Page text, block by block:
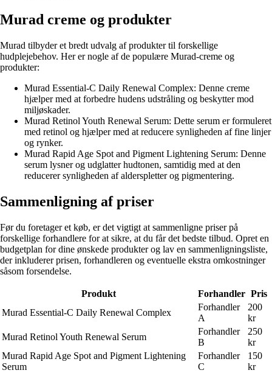
Murad creme og produkter
Murad tilbyder et bredt udvalg af produkter til forskellige
hudplejebehov. Her er nogle af de populære Murad-creme og
produkter:
Murad Essential-C Daily Renewal Complex: Denne creme
hjælper med at forbedre hudens udstråling og beskytter mod
miljøskader.
Murad Retinol Youth Renewal Serum: Dette serum er formuleret
med retinol og hjælper med at reducere synligheden af fine linjer
og rynker.
Murad Rapid Age Spot and Pigment Lightening Serum: Denne
serum lysner og udglatter hudtonen, samtidig med at den
reducerer synligheden af alderspletter og pigmentering.
Sammenligning af priser
Før du foretager et køb, er det vigtigt at sammenligne priser på
forskellige forhandlere for at sikre, at du får det bedste tilbud. Opret en
budgetplan for dine ønskede produkter og lav en sammenligningsliste,
der inkluderer prisen, forhandleren og eventuelle ekstra omkostninger
såsom forsendelse.
Produkt Forhandler Pris
Murad Essential-C Daily Renewal Complex
Forhandler
A
200
kr
Murad Retinol Youth Renewal Serum
Forhandler
B
250
kr
Murad Rapid Age Spot and Pigment Lightening
Serum
Forhandler
C
150
kr